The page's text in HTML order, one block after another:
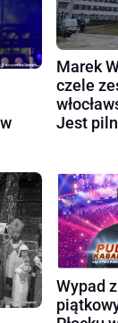
Marek
czele
Jest
Wypad